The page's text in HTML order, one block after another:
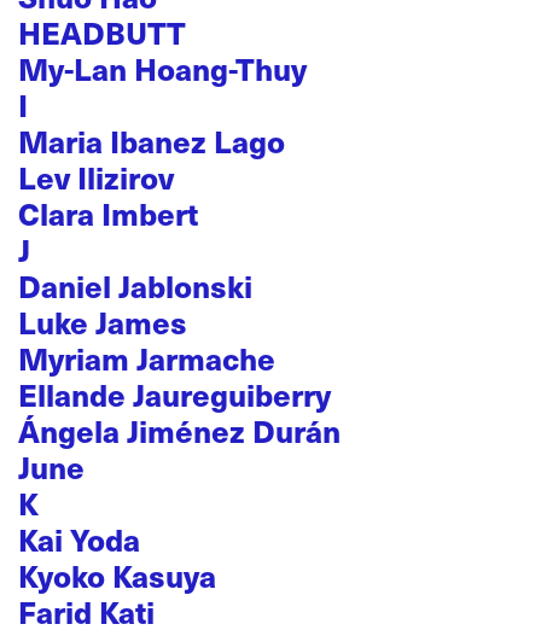
HEADBUTT
My-Lan Hoang-Thuy
I
Maria Ibanez Lago
Lev Ilizirov
Clara Imbert
J
Daniel Jablonski
Luke James
Myriam Jarmache
Ellande Jaureguiberry
Ángela Jiménez Durán
June
K
Kai Yoda
Kyoko Kasuya
Farid Kati